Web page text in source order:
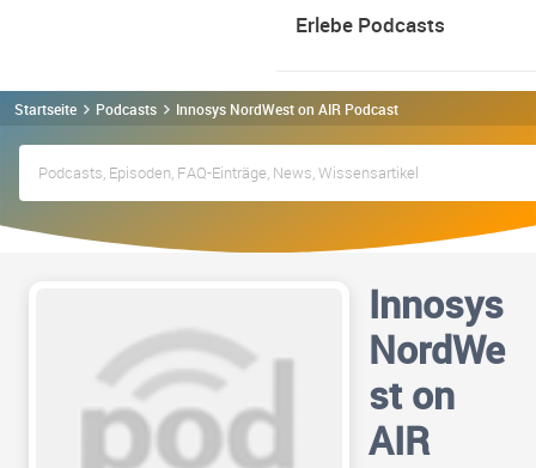
Erlebe Podcasts
Startseite Podcasts Innosys NordWest on AIR Podcast
Innosys
NordWe
st on
AIR